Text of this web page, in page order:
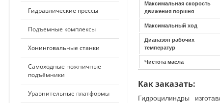
Максимальная скорость
движения поршня
Максимальный ход
Диапазон рабочих
температур
Чистота масла
Как заказать:
Гидроцилиндры
Гидравлические прессы
Подъемные комплексы
Хонинговальные станки
Самоходные ножничные
подъёмники
Уравнительные платформы